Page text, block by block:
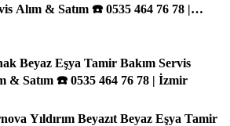
Alım & Satım ☎️ 0535 464 76 78 |
Beyaz Eşya Tamir Bakım Servis
& Satım ☎️ 0535 464 76 78 | İzmir
Yıldırım Beyazıt Beyaz Eşya Tamir